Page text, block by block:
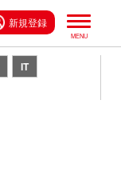
新規登録
IT